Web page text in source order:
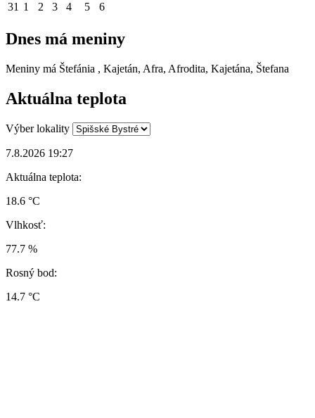
31 1 2 3 4 5 6
Dnes má meniny
Meniny má Štefánia , Kajetán, Afra, Afrodita, Kajetána, Štefana
Aktuálna teplota
Výber lokality
7.8.2026 19:27
Aktuálna teplota:
18.6 °C
Vlhkosť:
77.7 %
Rosný bod:
14.7 °C